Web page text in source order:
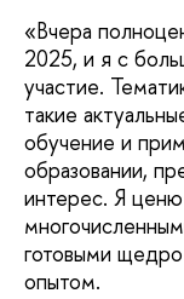
«Вчера
2025, и я с
участие.
такие
обучение и
образовании,
интерес. Я
готовыми
опытом.